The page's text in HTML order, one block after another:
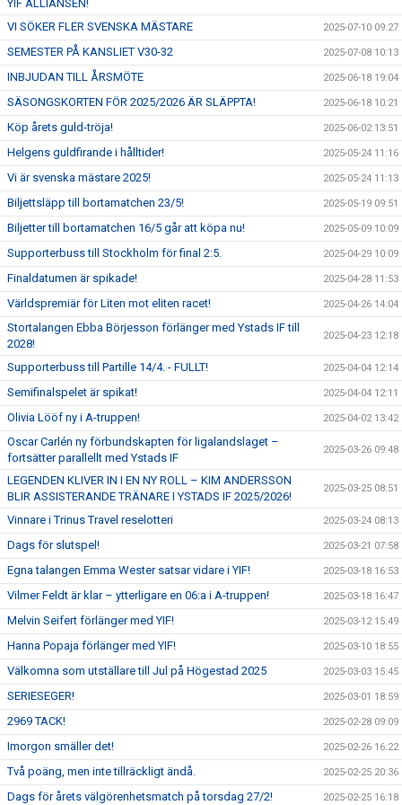
YIF ALLIANSEN!
VI SÖKER FLER SVENSKA MÄSTARE 2025-07-10 09:27
SEMESTER PÅ KANSLIET V30-32 2025-07-08 10:13
INBJUDAN TILL ÅRSMÖTE 2025-06-18 19:04
SÄSONGSKORTEN FÖR 2025/2026 ÄR SLÄPPTA! 2025-06-18 10:21
Köp årets guld-tröja! 2025-06-02 13:51
Helgens guldfirande i hålltider! 2025-05-24 11:16
Vi är svenska mästare 2025! 2025-05-24 11:13
Biljettsläpp till bortamatchen 23/5! 2025-05-19 09:51
Biljetter till bortamatchen 16/5 går att köpa nu! 2025-05-09 10:09
Supporterbuss till Stockholm för final 2:5. 2025-04-29 10:09
Finaldatumen är spikade! 2025-04-28 11:53
Världspremiär för Liten mot eliten racet! 2025-04-26 14:04
Stortalangen Ebba Börjesson förlänger med Ystads IF till
2028!
2025-04-23 12:18
Supporterbuss till Partille 14/4. - FULLT! 2025-04-04 12:14
Semifinalspelet är spikat! 2025-04-04 12:11
Olivia Lööf ny i A-truppen! 2025-04-02 13:42
Oscar Carlén ny förbundskapten för ligalandslaget –
fortsätter parallellt med Ystads IF
2025-03-26 09:48
LEGENDEN KLIVER IN I EN NY ROLL – KIM ANDERSSON
BLIR ASSISTERANDE TRÄNARE I YSTADS IF 2025/2026!
2025-03-25 08:51
Vinnare i Trinus Travel reselotteri 2025-03-24 08:13
Dags för slutspel! 2025-03-21 07:58
Egna talangen Emma Wester satsar vidare i YIF! 2025-03-18 16:53
Vilmer Feldt är klar – ytterligare en 06:a i A-truppen! 2025-03-18 16:47
Melvin Seifert förlänger med YIF! 2025-03-12 15:49
Hanna Popaja förlänger med YIF! 2025-03-10 18:55
Välkomna som utställare till Jul på Högestad 2025 2025-03-03 15:45
SERIESEGER! 2025-03-01 18:59
2969 TACK! 2025-02-28 09:09
Imorgon smäller det! 2025-02-26 16:22
Två poäng, men inte tillräckligt ändå. 2025-02-25 20:36
Dags för årets välgörenhetsmatch på torsdag 27/2! 2025-02-25 16:18